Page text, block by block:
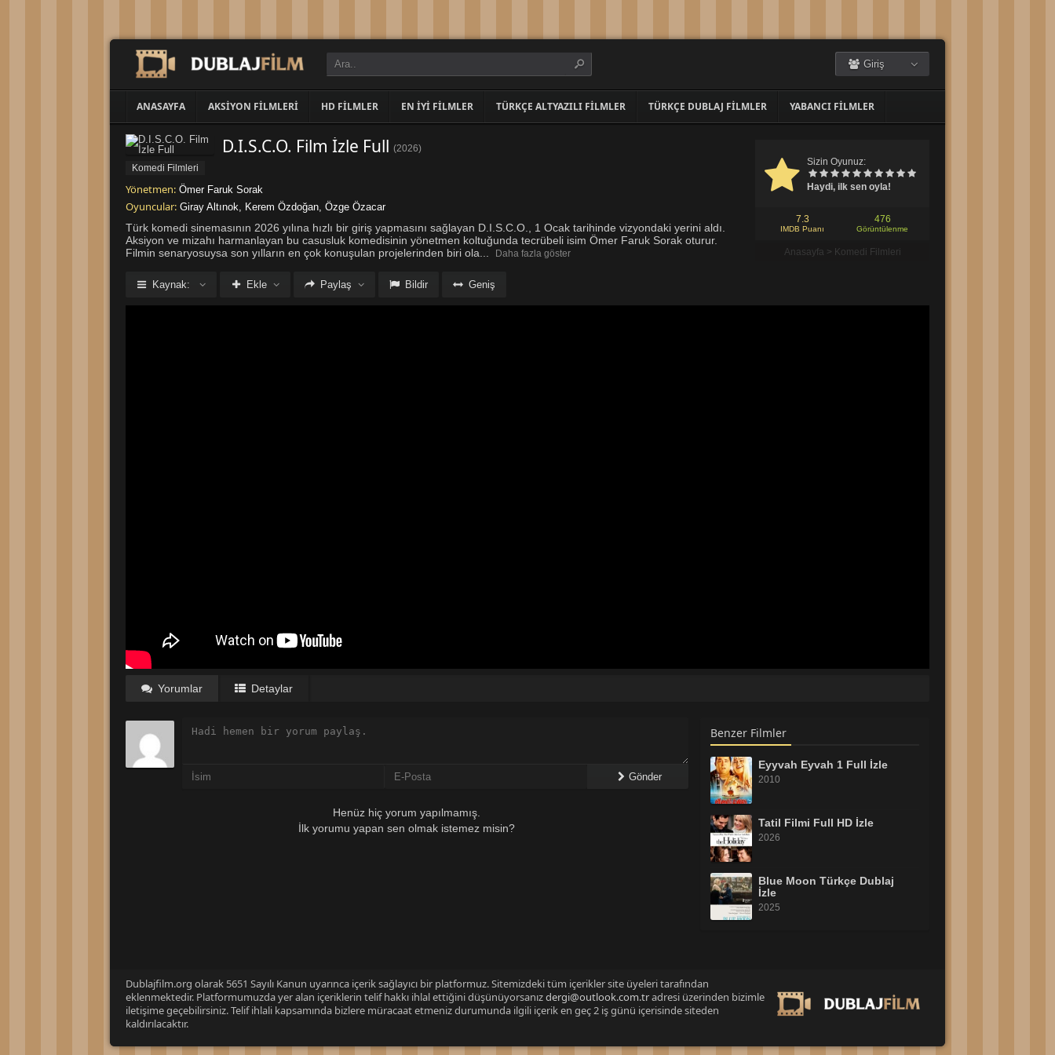
Giriş
ANASAYFA AKSIYON FILMLERI HD FILMLER EN İYI FILMLER TÜRKÇE ALTYAZILI FILMLER TÜRKÇE DUBLAJ FILMLER YABANCI FILMLER
Sizin Oyunuz:
Haydi, ilk sen oyla!
7.3
IMDB Puanı
476
Görüntülenme
Anasayfa > Komedi Filmleri
D.I.S.C.O. Film İzle Full (2026)
Komedi Filmleri
Yönetmen: Ömer Faruk Sorak
Oyuncular: Giray Altınok, Kerem Özdoğan, Özge Özacar
Türk komedi sinemasının 2026 yılına hızlı bir giriş yapmasını sağlayan D.I.S.C.O., 1 Ocak tarihinde vizyondaki yerini aldı.
Aksiyon ve mizahı harmanlayan bu casusluk komedisinin yönetmen koltuğunda tecrübeli isim Ömer Faruk Sorak oturur.
Filmin senaryosuysa son yılların en çok konuşulan projelerinden biri ola
Daha fazla göster
Kaynak: Ekle Paylaş Bildir Geniş
Yorumlar Detaylar
Gönder
Henüz hiç yorum yapılmamış.
İlk yorumu yapan sen olmak istemez misin?
Benzer Filmler
Eyyvah Eyvah 1 Full İzle
2010
Tatil Filmi Full HD İzle
2026
Blue Moon Türkçe Dublaj
İzle
2025
Tonari no Totoro 2007 Full
Dublajfilm.org olarak 5651 Sayılı Kanun uyarınca içerik sağlayıcı bir platformuz. Sitemizdeki tüm içerikler site üyeleri tarafından
eklenmektedir. Platformumuzda yer alan içeriklerin telif hakkı ihlal ettiğini düşünüyorsanızdergi@outlook.com.tradresi üzerinden bizimle
iletişime geçebilirsiniz. Telif ihlali kapsamında bizlere müracaat etmeniz durumunda ilgili içerik en geç 2 iş günü içerisinde siteden
kaldırılacaktır.